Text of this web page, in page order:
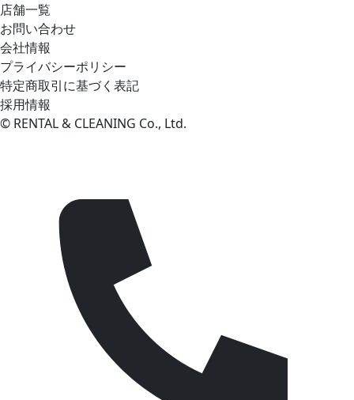
店舗一覧
お問い合わせ
会社情報
プライバシーポリシー
特定商取引に基づく表記
採用情報
© RENTAL & CLEANING Co., Ltd.